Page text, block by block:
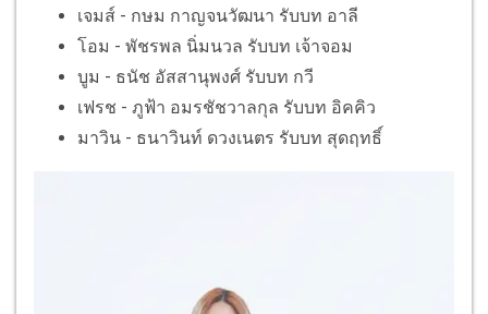
เจมส์ - กษม กาญจนวัฒนา รับบท อาลี
โอม - พัชรพล นิ่มนวล รับบท เจ้าจอม
บูม - ธนัช อัสสานุพงศ์ รับบท กวี
เฟรช - ภูฟ้า อมรชัชวาลกุล รับบท อิคคิว
มาวิน - ธนาวินท์ ดวงเนตร รับบท สุดฤทธิ์